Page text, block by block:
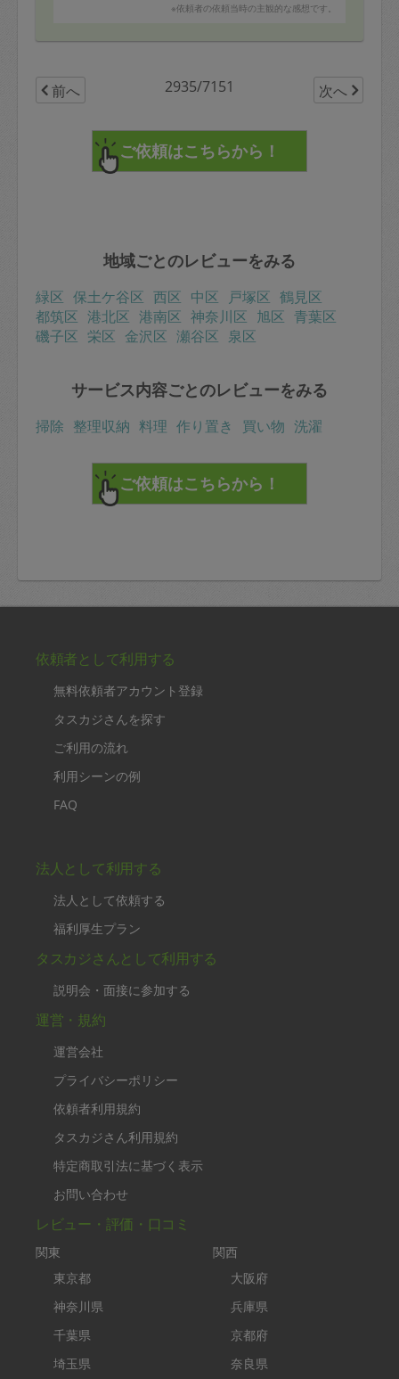
※依頼者の依頼当時の主観的な感想です。
前へ 2935/7151 次へ
地域ごとのレビューをみる
緑区 保土ケ谷区 西区 中区 戸塚区 鶴見区
都筑区 港北区 港南区 神奈川区 旭区 青葉区
磯子区 栄区 金沢区 瀬谷区 泉区
サービス内容ごとのレビューをみる
掃除 整理収納 料理 作り置き 買い物 洗濯
依頼者として利用する
無料依頼者アカウント登録
タスカジさんを探す
ご利用の流れ
利用シーンの例
FAQ
法人として利用する
法人として依頼する
福利厚生プラン
タスカジさんとして利用する
説明会・面接に参加する
運営・規約
運営会社
プライバシーポリシー
依頼者利用規約
タスカジさん利用規約
特定商取引法に基づく表示
お問い合わせ
レビュー・評価・口コミ
関東
東京都
神奈川県
千葉県
埼玉県
関西
大阪府
兵庫県
京都府
奈良県